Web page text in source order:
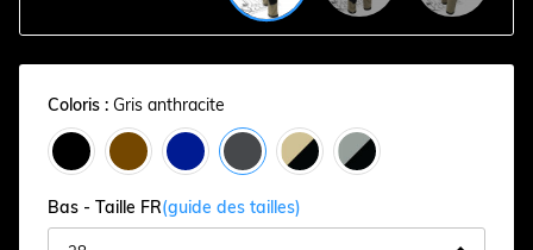
Coloris : Gris anthracite
Bas - Taille FR(guide des tailles)